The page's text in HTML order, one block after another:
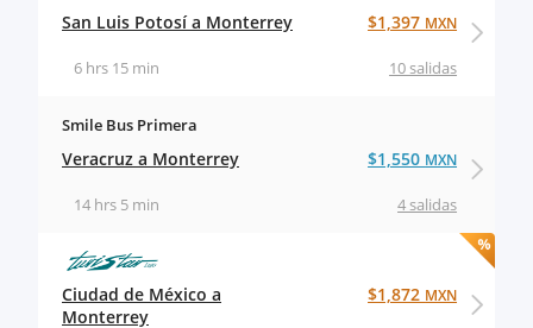
San Luis Potosí a Monterrey
10 salidas
6 hrs 15 min
$1,397 MXN
Smile Bus Primera
Veracruz a Monterrey
4 salidas
14 hrs 5 min
$1,550 MXN
Ciudad de México a
Monterrey
$1,872 MXN